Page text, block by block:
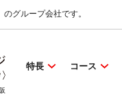
のグループ会社です。
特長 コース